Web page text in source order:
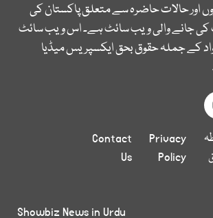
اور حالات حاضرہ سے متعلق پاکستان کی
جانے والی ویب سائٹ ہے۔ اس ویب سائٹ
کے جملہ حقوق بحق ایکسپریس میڈیا
Privacy
Policy
Contact
Us
Showbiz News in Urdu